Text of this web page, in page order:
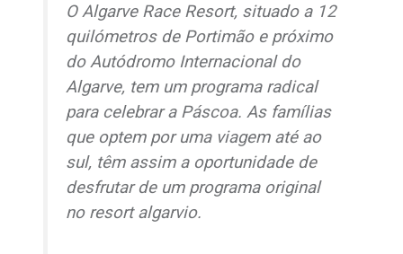
O Algarve Race Resort, situado a 12
quilómetros de Portimão e próximo
do Autódromo Internacional do
Algarve, tem um programa radical
para celebrar a Páscoa. As famílias
que optem por uma viagem até ao
sul, têm assim a oportunidade de
desfrutar de um programa original
no resortalgarvio.